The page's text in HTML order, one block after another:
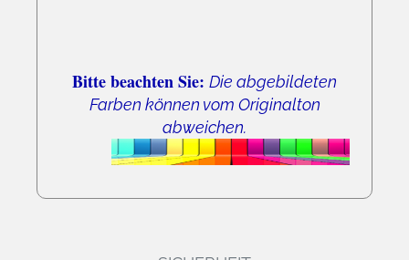
Bitte beachten Sie: Die abgebildeten
Farben können vom Originalton
abweichen.